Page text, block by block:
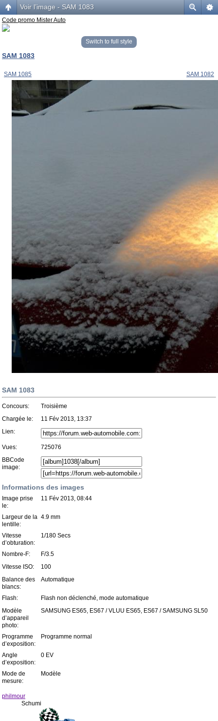
Voir l’image - SAM 1083
Code promo Mister Auto
Switch to full style
SAM 1083
SAM 1085 SAM 1082
SAM 1083
Concours:
Troisième
Chargée le:
11 Fév 2013, 13:37
Lien:
Vues:
725076
BBCode
image:
Informations des images
Image prise
le:
11 Fév 2013, 08:44
Largeur de la
lentille:
4.9 mm
Vitesse
d’obturation:
1/180 Secs
Nombre-F:
F/3.5
Vitesse ISO:
100
Balance des
blancs:
Automatique
Flash:
Flash non déclenché, mode automatique
Modèle
d’appareil
photo:
SAMSUNG ES65, ES67 / VLUU ES65, ES67 / SAMSUNG SL50
Programme
d’exposition:
Programme normal
Angle
d’exposition:
0 EV
Mode de
mesure:
Modèle
philmour
Schumi